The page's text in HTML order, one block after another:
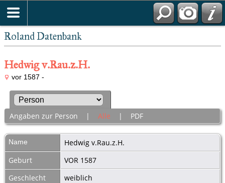
Roland Datenbank
Hedwig v.Rau.z.H.
vor 1587 -
Angaben zur Person | Alle | PDF
Name Hedwig v.Rau.z.H.
Geburt
VOR 1587
Geschlecht
weiblich